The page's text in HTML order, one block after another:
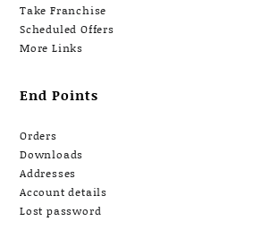
Take Franchise
Scheduled Offers
More Links
End Points
Orders
Downloads
Addresses
Account details
Lost password